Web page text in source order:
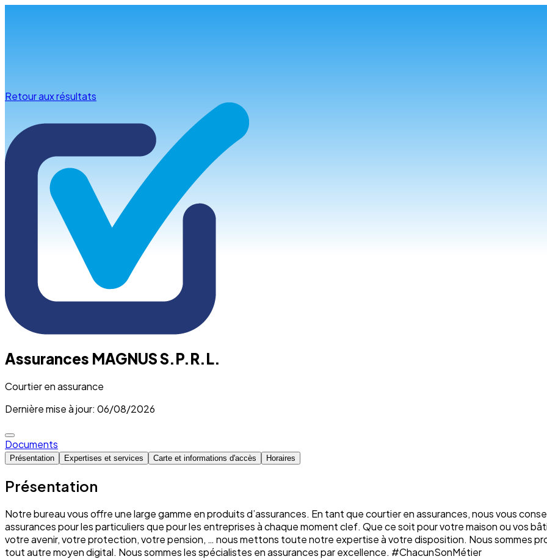
Retour aux résultats
Assurances MAGNUS S.P.R.L.
Courtier en assurance
Dernière mise à jour: 06/08/2026
Documents
Présentation Expertises et services Carte et informations d'accès Horaires
Présentation
Notre bureau vous offre une large gamme en produits d’assurances. En tant que courtier en assurances, nous vous
assurances pour les particuliers que pour les entreprises à chaque moment clef. Que ce soit pour votre maison ou vos
votre avenir, votre protection, votre pension, … nous mettons toute notre expertise à votre disposition. Nous sommes
tout autre moyen digital. Nous sommes les spécialistes en assurances par excellence. #ChacunSonMétier